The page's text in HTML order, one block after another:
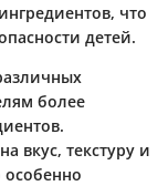
что
детей.
более
вкус, текстуру и